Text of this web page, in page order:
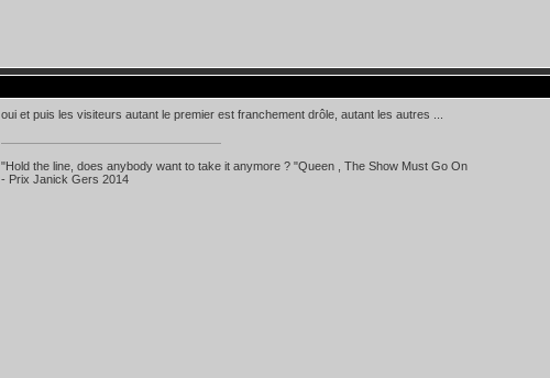
oui et puis les visiteurs autant le premier est franchement drôle, autant les autres ...
"Hold the line, does anybody want to take it anymore ? "Queen , The Show Must Go On
- Prix Janick Gers 2014